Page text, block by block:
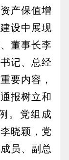
产保值增
设中展现
董事长李
记、总经
要内容，
报树立和
。党组成
晓颖，党
员、副总